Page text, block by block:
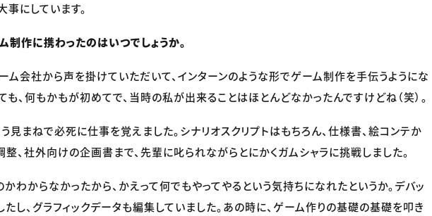
にしています。
作に携わったのはいつでしょうか。
ム会社から声を掛けていただいて、インターンのような形でゲーム制作を手伝うようにな
も、何もかもが初めてで、当時の私が出来ることはほとんどなかったんですけどね（笑）。
見まねで必死に仕事を覚えました。シナリオスクリプトはもちろん、仕様書、絵コンテか
整、社外向けの企画書まで、先輩に叱られながらとにかくガムシャラに挑戦しました。
わからなかったから、かえって何でもやってやるという気持ちになれたというか。デバッ
し、グラフィックデータも編集していました。あの時に、ゲーム作りの基礎の基礎を叩き